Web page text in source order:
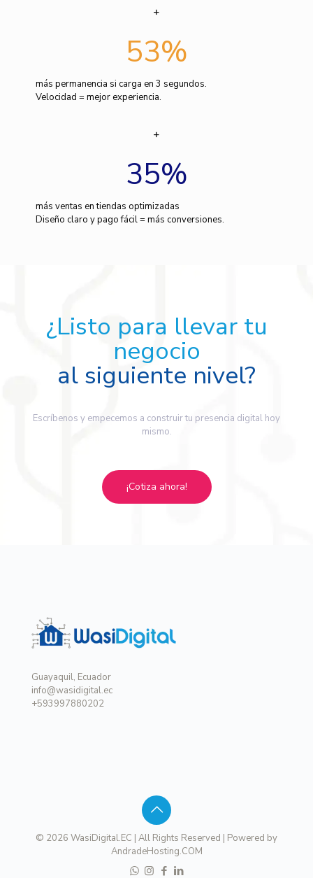
53%
más permanencia si carga en 3 segundos.
Velocidad = mejor experiencia.
35%
más ventas en tiendas optimizadas
Diseño claro y pago fácil = más conversiones.
¿Listo para llevar tu
negocio
al siguiente nivel?
Escríbenos y empecemos a construir tu presencia digital hoy
mismo.
¡Cotiza ahora!
Guayaquil, Ecuador
info@wasidigital.ec
+593997880202
© 2026 WasiDigital.EC | All Rights Reserved | Powered by
AndradeHosting.COM